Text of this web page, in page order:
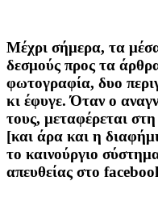
Μέχρι σήμερα, τα
δεσμούς προς τα
φωτογραφία, δυο
κι έφυγε. Όταν ο
τους, μεταφέρεται
[και άρα και η
το καινούργιο
απευθείας στο